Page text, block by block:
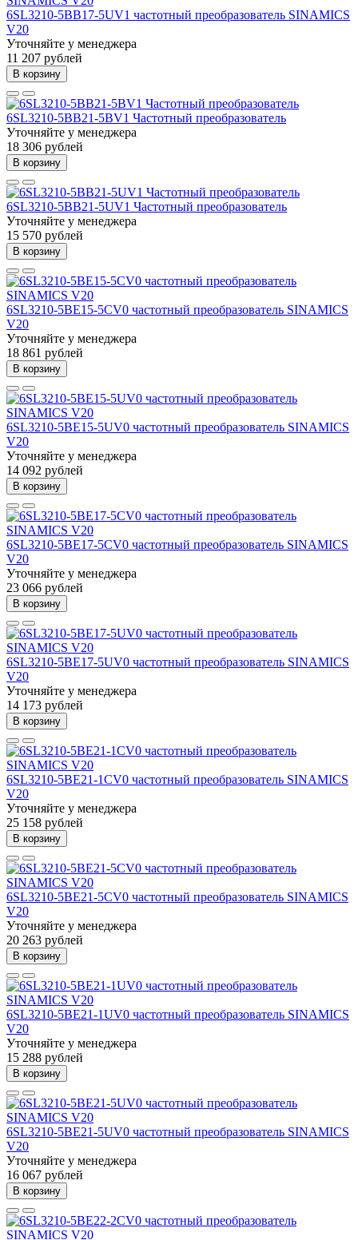
6SL3210-5BB17-5UV1 частотный преобразователь SINAMICS
V20
Уточняйте у менеджера
11 207 рублей
В корзину
6SL3210-5BB21-5BV1 Частотный преобразователь
Уточняйте у менеджера
18 306 рублей
В корзину
6SL3210-5BB21-5UV1 Частотный преобразователь
Уточняйте у менеджера
15 570 рублей
В корзину
6SL3210-5BE15-5CV0 частотный преобразователь SINAMICS
V20
Уточняйте у менеджера
18 861 рублей
В корзину
6SL3210-5BE15-5UV0 частотный преобразователь SINAMICS
V20
Уточняйте у менеджера
14 092 рублей
В корзину
6SL3210-5BE17-5CV0 частотный преобразователь SINAMICS
V20
Уточняйте у менеджера
23 066 рублей
В корзину
6SL3210-5BE17-5UV0 частотный преобразователь SINAMICS
V20
Уточняйте у менеджера
14 173 рублей
В корзину
6SL3210-5BE21-1CV0 частотный преобразователь SINAMICS
V20
Уточняйте у менеджера
25 158 рублей
В корзину
6SL3210-5BE21-5CV0 частотный преобразователь SINAMICS
V20
Уточняйте у менеджера
20 263 рублей
В корзину
6SL3210-5BE21-1UV0 частотный преобразователь SINAMICS
V20
Уточняйте у менеджера
15 288 рублей
В корзину
6SL3210-5BE21-5UV0 частотный преобразователь SINAMICS
V20
Уточняйте у менеджера
16 067 рублей
В корзину